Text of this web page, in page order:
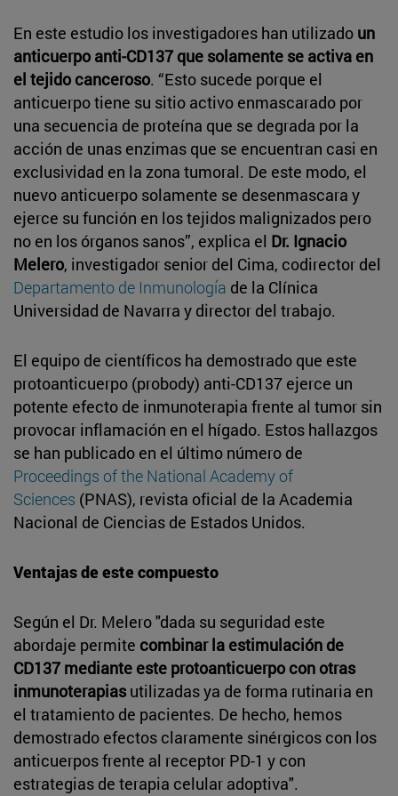
En este estudio los investigadores han utilizado un
anticuerpo anti-CD137 que solamente se activa en
el tejido canceroso. “Esto sucede porque el
anticuerpo tiene su sitio activo enmascarado por
una secuencia de proteína que se degrada por la
acción de unas enzimas que se encuentran casi en
exclusividad en la zona tumoral. De este modo, el
nuevo anticuerpo solamente se desenmascara y
ejerce su función en los tejidos malignizados pero
no en los órganos sanos”, explica el Dr. Ignacio
Melero, investigador senior del Cima, codirector del
Departamento de Inmunología de la Clínica
Universidad de Navarra y director del trabajo.
El equipo de científicos ha demostrado que este
protoanticuerpo (probody) anti-CD137 ejerce un
potente efecto de inmunoterapia frente al tumor sin
provocar inflamación en el hígado. Estos hallazgos
se han publicado en el último número de
Proceedings of the National Academy of
Sciences (PNAS), revista oficial de la Academia
Nacional de Ciencias de Estados Unidos.
Ventajas de este compuesto
Según el Dr. Melero "dada su seguridad este
abordaje permite combinar la estimulación de
CD137 mediante este protoanticuerpo con otras
inmunoterapiasutilizadas ya de forma rutinaria en
el tratamiento de pacientes. De hecho, hemos
demostrado efectos claramente sinérgicos con los
anticuerpos frente al receptor PD-1 y con
estrategias de terapia celular adoptiva".